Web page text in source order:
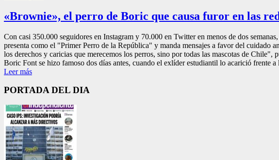
«Brownie», el perro de Boric que causa furor en las
Con casi 350.000 seguidores en Instagram y 70.000 en Twitter en menos de dos
presenta como el "Primer Perro de la República" y manda mensajes a favor del
los derechos y caricias que merecemos los perros, sino por todas las mascotas de
Boric Font se hizo famoso dos días antes, cuando el exlíder estudiantil lo acarició frente
Leer más
PORTADA DEL DIA